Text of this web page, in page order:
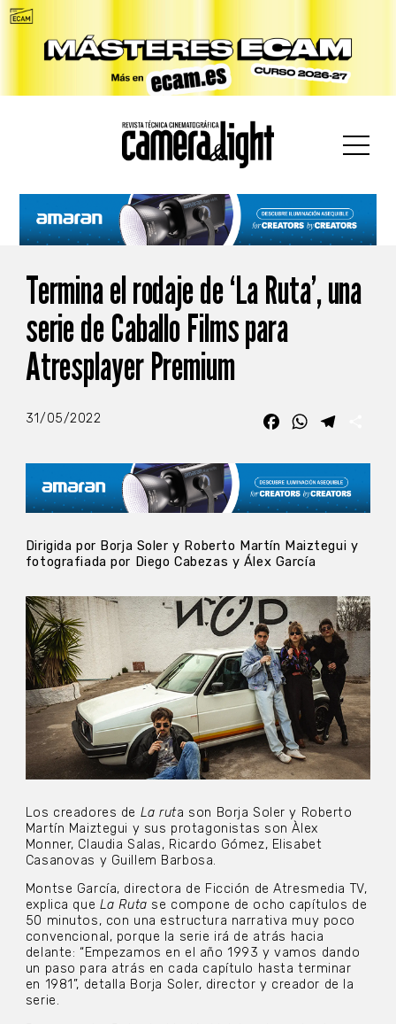
Termina el rodaje de ‘La Ruta’, una
serie de Caballo Films para
Atresplayer Premium
31/05/2022 FacebookWhatsApp
Dirigida por Borja Soler y Roberto Martín Maiztegui y
fotografiada por Diego Cabezas y Álex García
Los creadores de La ruta son Borja Soler y Roberto
Martín Maiztegui y sus protagonistas son Àlex
Monner, Claudia Salas, Ricardo Gómez, Elisabet
Casanovas y Guillem Barbosa.
Montse García, directora de Ficción de Atresmedia TV,
explica que La Ruta se compone de ocho capítulos de
50 minutos, con una estructura narrativa muy poco
convencional, porque la serie irá de atrás hacia
delante: “Empezamos en el año 1993 y vamos dando
un paso para atrás en cada capítulo hasta terminar
en 1981”, detalla Borja Soler, director y creador de la
serie.